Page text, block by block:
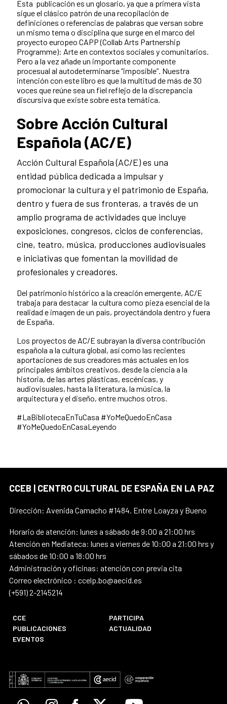
Esta publicación es un glosario, ya que a primera vista
sigue el clásico patrón de una recopilación de
definiciones o referencias de palabras que versan sobre
un mismo tema o disciplina que surge en el marco del
proyecto europeo CAPP (Collab Arts Partnership
Programme): Arte en contextos sociales y comunitarios.
Pero a la vez añade un importante componente
procesual al autodeterminarse “imposible”. Nuestra
intención con este libro es que la multitud de más de 30
voces que reúne sea un fiel reflejo de la discrepancia
discursiva que existe sobre esta temática.
Sobre Acción Cultural
Española (AC/E)
Acción Cultural Española (AC/E) es una
entidad pública dedicada a impulsar y
promocionar la cultura y el patrimonio de España,
dentro y fuera de sus fronteras, a través de un
amplio programa de actividades que incluye
exposiciones, congresos, ciclos de conferencias,
cine, teatro, música, producciones audiovisuales
e iniciativas que fomentan la movilidad de
profesionales y creadores.
Del patrimonio histórico a la creación emergente, AC/E
trabaja para destacar la cultura como pieza esencial de la
realidad e imagen de un país, proyectándola dentro y fuera
de España.
Los proyectos de AC/E subrayan la diversa contribución
española a la cultura global, así como las recientes
aportaciones de sus creadores más actuales en los
principales ámbitos creativos, desde la ciencia a la
historia, de las artes plásticas, escénicas, y
audiovisuales, hasta la literatura, la música, la
arquitectura y el diseño, entre muchos otros.
#LaBibliotecaEnTuCasa #YoMeQuedoEnCasa
#YoMeQuedoEnCasaLeyendo
CCEB | CENTRO CULTURAL DE ESPAÑA EN LA PAZ
Dirección: Avenida Camacho #1484. Entre Loayza y Bueno
Horario de atención: lunes a sábado de 9:00 a 21:00 hrs
Atención en Mediateca: lunes a viernes de 10:00 a 21:00 hrs y
sábados de 10:00 a 18:00 hrs
Administración y oficinas: atención con previa cita
Correo electrónico : ccelp.bo@aecid.es
(+591) 2-2145214
CCE
PARTICIPA
PUBLICACIONES
ACTUALIDAD
EVENTOS